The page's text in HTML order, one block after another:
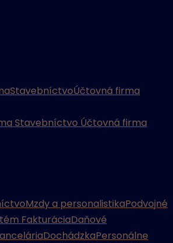
StavebníctvoÚčtovná firma
Stavebníctvo Účtovná firma
Mzdy a personalistikaPodvojné
FakturáciaDaňové
DochádzkaPersonálne